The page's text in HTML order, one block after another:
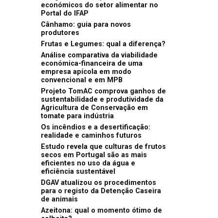
económicos do setor alimentar no
Portal do IFAP
Cânhamo: guia para novos
produtores
Frutas e Legumes: qual a diferença?
Análise comparativa da viabilidade
económica-financeira de uma
empresa apícola em modo
convencional e em MPB
Projeto TomAC comprova ganhos de
sustentabilidade e produtividade da
Agricultura de Conservação em
tomate para indústria
Os incêndios e a desertificação:
realidade e caminhos futuros
Estudo revela que culturas de frutos
secos em Portugal são as mais
eficientes no uso da água e
eficiência sustentável
DGAV atualizou os procedimentos
para o registo da Detenção Caseira
de animais
Azeitona: qual o momento ótimo de